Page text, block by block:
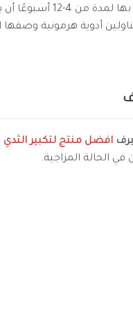
ويمكن
أدوية هرمونية
افضل منتج لتكبير الثدي
الحالة المزاجية.